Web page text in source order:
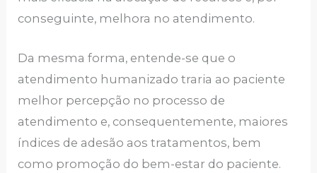
conseguinte, melhora no atendimento.
Da mesma forma, entende-se que o
atendimento humanizado traria ao paciente
melhor percepção no processo de
atendimento e, consequentemente, maiores
índices de adesão aos tratamentos, bem
como promoção do bem-estar do paciente.